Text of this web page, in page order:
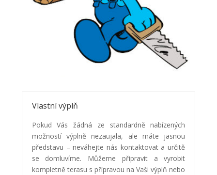
Vlastní výplň
Pokud Vás žádná ze standardně nabízených
možností výplně nezaujala, ale máte jasnou
představu – neváhejte nás kontaktovat a určitě
se domluvíme. Můžeme připravit a vyrobit
kompletně terasu s přípravou na Vaši výplň nebo